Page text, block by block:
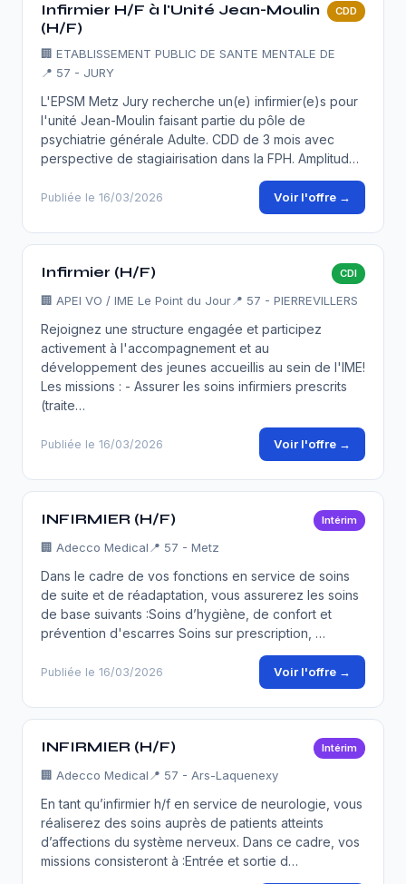
Infirmier H/F à l'Unité Jean-Moulin
(H/F)
CDD
🏢 ETABLISSEMENT PUBLIC DE SANTE MENTALE DE
📍 57 - JURY
L'EPSM Metz Jury recherche un(e) infirmier(e)s pour
l'unité Jean-Moulin faisant partie du pôle de
psychiatrie générale Adulte. CDD de 3 mois avec
perspective de stagiairisation dans la FPH. Amplitud…
Publiée le 16/03/2026 Voir l'offre →
Infirmier (H/F) CDI
🏢 APEI VO / IME Le Point du Jour📍 57 - PIERREVILLERS
Rejoignez une structure engagée et participez
activement à l'accompagnement et au
développement des jeunes accueillis au sein de l'IME!
Les missions : - Assurer les soins infirmiers prescrits
(traite…
Publiée le 16/03/2026 Voir l'offre →
INFIRMIER (H/F) Intérim
🏢 Adecco Medical 📍 57 - Metz
Dans le cadre de vos fonctions en service de soins
de suite et de réadaptation, vous assurerez les soins
de base suivants :Soins d’hygiène, de confort et
prévention d'escarres Soins sur prescription, …
Publiée le 16/03/2026 Voir l'offre →
INFIRMIER (H/F) Intérim
🏢 Adecco Medical 📍 57 - Ars-Laquenexy
En tant qu’infirmier h/f en service de neurologie, vous
réaliserez des soins auprès de patients atteints
d’affections du système nerveux. Dans ce cadre, vos
missions consisteront à :Entrée et sortie d…